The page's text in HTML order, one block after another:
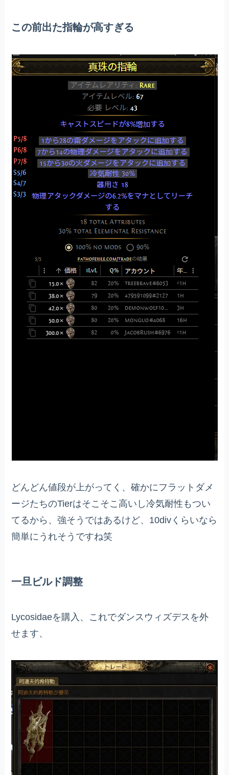
この前出た指輪が高すぎる
どんどん値段が上がってく、確かにフラットダメ
ージたちのTierはそこそこ高いし冷気耐性もつい
てるから、強そうではあるけど、10divくらいなら
簡単にうれそうですね笑
一旦ビルド調整
Lycosidaeを購入、これでダンスウィズデスを外
せます、